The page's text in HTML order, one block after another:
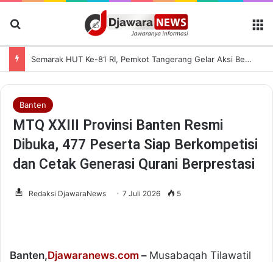
Semarak HUT Ke-81 RI, Pemkot Tangerang Gelar Aksi Bersih Kota dan Bagikan Bendera Merah Putih
Banten
MTQ XXIII Provinsi Banten Resmi
Dibuka, 477 Peserta Siap Berkompetisi
dan Cetak Generasi Qurani Berprestasi
Redaksi DjawaraNews 7 Juli 2026 5
Banten,Djawaranews.com – Musabaqah Tilawatil